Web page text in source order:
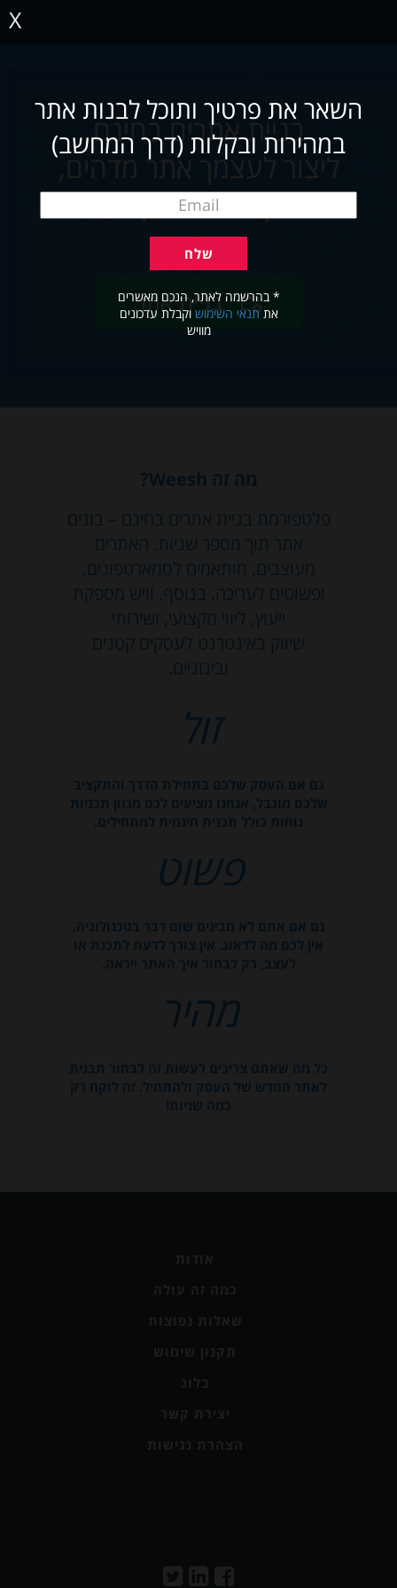
X
השאר את פרטיך ותוכל לבנות אתר
במהירות ובקלות (דרך המחשב)
* בהרשמה לאתר, הנכם מאשרים
אתתנאי השימוש וקבלת עדכונים
מוויש
בניית אתרים בחינם
ליצור לעצמך אתר מדהים,
תוך שניות ובקלות
בניית אתר
מה זה Weesh?
פלטפורמת בניית אתרים בחינם – בונים
אתר תוך מספר שניות. האתרים
מעוצבים, מותאמים לסמארטפונים,
ופשוטים לעריכה. בנוסף, וויש מספקת
ייעוץ, ליווי מקצועי, ושירותי
שיווק באינטרנט לעסקים קטנים
ובינוניים.
זול
גם אם העסק שלכם בתחילת הדרך והתקציב
שלכם מוגבל, אנחנו מציעים לכם מגוון תכניות
נוחות כולל תכנית חינמית למתחילים.
פשוט
גם אם אתם לא מבינים שום דבר בטכנולוגיה,
אין לכם מה לדאוג. אין צורך לדעת לתכנת או
לעצב, רק לבחור איך האתר ייראה.
מהיר
כל מה שאתם צריכים לעשות זה לבחור תבנית
לאתר החדש של העסק ולהתחיל. זה לוקח רק
כמה שניות!